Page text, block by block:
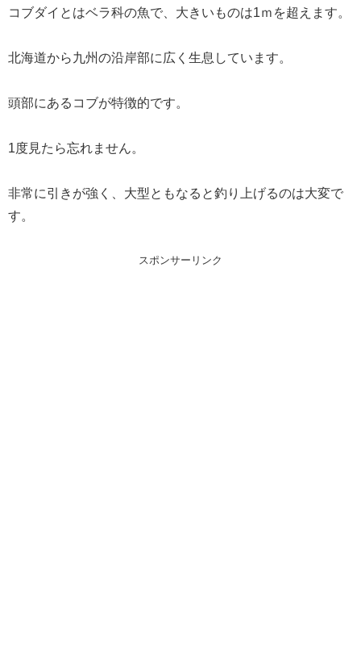
コブダイとはベラ科の魚で、大きいものは1ｍを超えます。
北海道から九州の沿岸部に広く生息しています。
頭部にあるコブが特徴的です。
1度見たら忘れません。
非常に引きが強く、大型ともなると釣り上げるのは大変で
す。
スポンサーリンク